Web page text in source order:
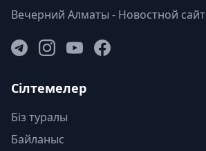
Вечерний Алматы - Новостной сайт
Сілтемелер
Біз туралы
Байланыс